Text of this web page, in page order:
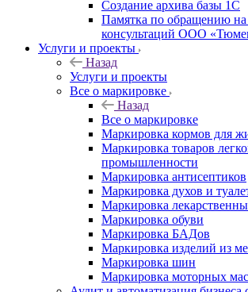
Создание архива базы 1С
Памятка по обращению
консультаций ООО
Услуги и проекты
Назад
Услуги и проекты
Все о маркировке
Назад
Все о маркировке
Маркировка кормов для
Маркировка товаров
промышленности
Маркировка антисептиков
Маркировка духов и
Маркировка
Маркировка обуви
Маркировка БАДов
Маркировка изделий из
Маркировка шин
Маркировка моторных